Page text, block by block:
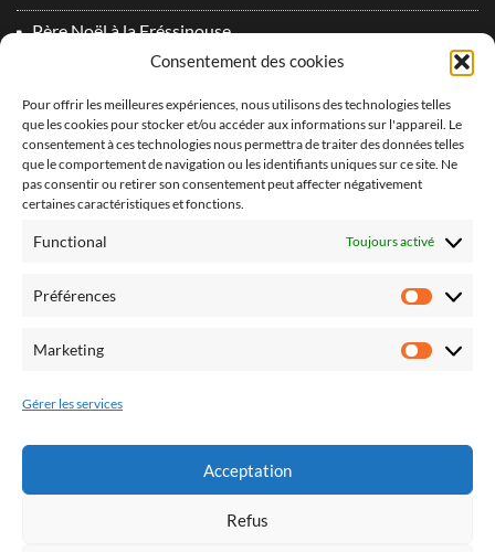
Consentement des cookies
Pour offrir les meilleures expériences, nous utilisons des technologies telles
que les cookies pour stocker et/ou accéder aux informations sur l'appareil. Le
consentement à ces technologies nous permettra de traiter des données telles
que le comportement de navigation ou les identifiants uniques sur ce site. Ne
pas consentir ou retirer son consentement peut affecter négativement
certaines caractéristiques et fonctions.
Functional Toujours activé
Préférences
Marketing
Gérer les services
Acceptation
Refus
Père Noël à la Fréssinouse
SOS 2022 à SIGNES
2023
Du plomb dans l’aile 2° Edition !
vidéo PA Oraison 2
2024
SOS 2024 à SIGNES
2025
Vol et repas du nouvel an